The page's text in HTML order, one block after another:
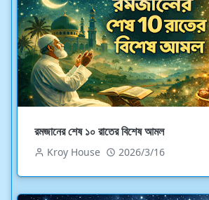
রমজানের শেষ ১০ রাতের বিশেষ আমল
Kroy House 2026/3/16